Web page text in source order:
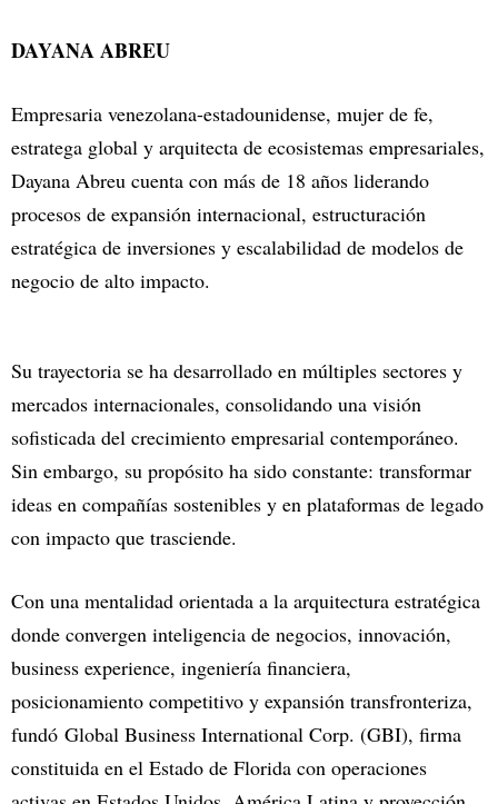
DAYANA ABREU
Empresaria venezolana-estadounidense, mujer de fe,
estratega global y arquitecta de ecosistemas empresariales,
Dayana Abreu cuenta con más de 18 años liderando
procesos de expansión internacional, estructuración
estratégica de inversiones y escalabilidad de modelos de
negocio de alto impacto.
Su trayectoria se ha desarrollado en múltiples sectores y
mercados internacionales, consolidando una visión
sofisticada del crecimiento empresarial contemporáneo.
Sin embargo, su propósito ha sido constante: transformar
ideas en compañías sostenibles y en plataformas de legado
con impacto que trasciende.
Con una mentalidad orientada a la arquitectura estratégica
donde convergen inteligencia de negocios, innovación,
business experience, ingeniería financiera,
posicionamiento competitivo y expansión transfronteriza,
fundó Global Business International Corp. (GBI), firma
constituida en el Estado de Florida con operaciones